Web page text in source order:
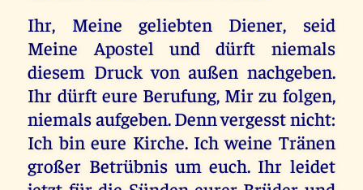
Ihr, Meine geliebten Diener, seid
Meine Apostel und dürft niemals
diesem Druck von außen nachgeben.
Ihr dürft eure Berufung, Mir zu folgen,
niemals aufgeben. Denn vergesst nicht:
Ich bin eure Kirche. Ich weine Tränen
großer Betrübnis um euch. Ihr leidet